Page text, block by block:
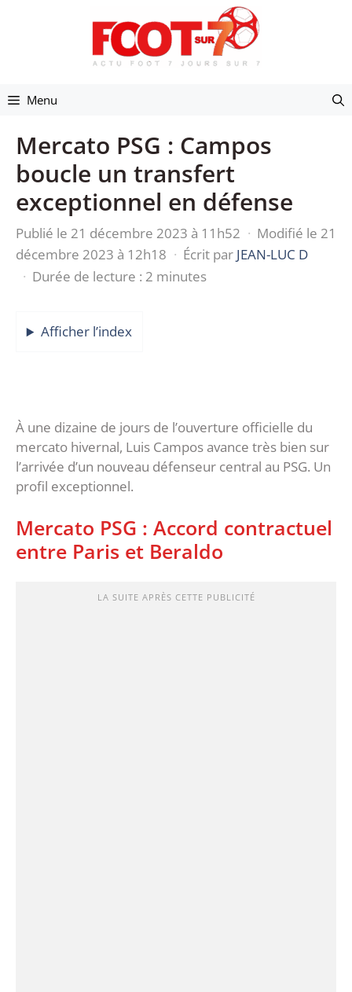
Menu
Mercato PSG : Campos
boucle un transfert
exceptionnel en défense
Publié le 21 décembre 2023 à 11h52 · Modifié le 21
décembre 2023 à 12h18 · Écrit par JEAN-LUC D
· Durée de lecture : 2 minutes
Afficher l’index
À une dizaine de jours de l’ouverture officielle du
mercato hivernal, Luis Campos avance très bien sur
l’arrivée d’un nouveau défenseur central au PSG. Un
profil exceptionnel.
Mercato PSG : Accord contractuel
entre Paris et Beraldo
LA SUITE APRÈS CETTE PUBLICITÉ